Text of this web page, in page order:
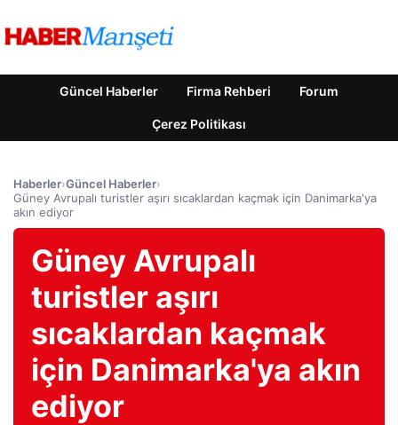
Güncel Haberler Firma Rehberi Forum
Çerez Politikası
Haberler›Güncel Haberler›
Güney Avrupalı turistler aşırı sıcaklardan kaçmak için Danimarka'ya
akın ediyor
Güney Avrupalı
turistler aşırı
sıcaklardan kaçmak
için Danimarka'ya akın
ediyor